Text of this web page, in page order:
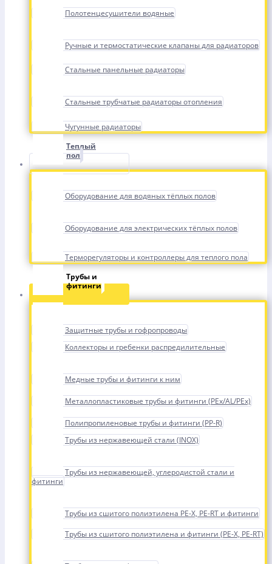
Полотенцесушители водяные
Ручные и термостатические клапаны для радиаторов
Стальные панельные радиаторы
Стальные трубчатые радиаторы отопления
Чугунные радиаторы
Теплый
пол
Оборудование для водяных тёплых полов
Оборудование для электрических тёплых полов
Терморегуляторы и контроллеры для теплого пола
Трубы и
фитинги
Защитные трубы и гофропроводы
Коллекторы и гребенки распредилительные
Медные трубы и фитинги к ним
Металлопластиковые трубы и фитинги (PEx/AL/PEx)
Полипропиленовые трубы и фитинги (PP-R)
Трубы из нержавеющей стали (INOX)
Трубы из нержавеющей, углеродистой стали и
фитинги
Трубы из сшитого полиэтилена PE-X, PE-RT и фитинги
Трубы из сшитого полиэтилена и фитинги (PE-X, PE-RT)